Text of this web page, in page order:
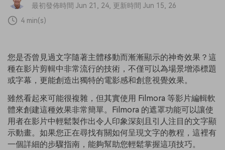
最初發佈時間 Jun 21, 24, 更新時間 Jun 15, 26
4 min(s)
您是否曾見過文字隨著主體移動而漸漸顯示的神奇效果？這
種在影片剪輯中非常流行的技術，不僅可以為場景增添標題
或字幕，更能創造出獨特的電影感和創意視覺效果。
雖然看起來可能很複雜，但其實使用 Filmora 等影片編輯軟
體來創建這種效果非常簡單。Filmora 的遮罩功能可以讓使
用者在影片中輕鬆製作出令人印象深刻且引人注目的文字顯
示動畫。如果您正在尋找有關如何呈現文字的教程，這裡有
一個詳細的步驟指南，能夠幫助您輕鬆掌握這項技巧。